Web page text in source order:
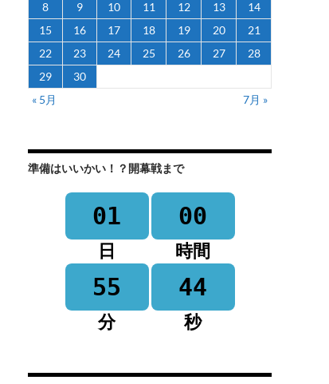
8
9 10 11 12 13
14
15
16 17 18 19 20
21
22
23 24 25 26 27
28
29
30
« 5月
7月 »
準備はいいかい！？開幕戦まで
01
日
00
時間
55
分
44
秒